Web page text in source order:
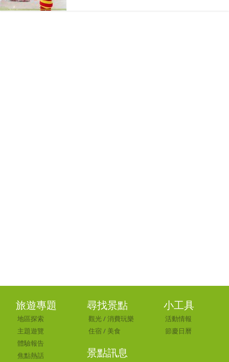
旅遊專題
地區探索
主題遊覽
體驗報告
焦點熱話
尋找景點
觀光 /消費玩樂
住宿 / 美食
景點訊息
小工具
活動情報
節慶日曆